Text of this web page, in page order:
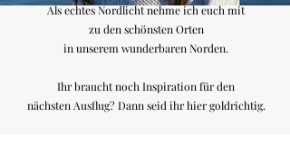
Als echtes Nordlicht nehme ich euch mit
zu den schönsten Orten
in unserem wunderbaren Norden.
Ihr braucht noch Inspiration für den
nächsten Ausflug? Dann seid ihr hier goldrichtig.